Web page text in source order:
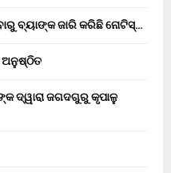
ବ୍ୟାଙ୍କ ଜାରି କରିଛି ନୋଟିସ୍…
ଅନୁଷ୍ଠିତ
ଦ୍ୱାରା ଜଗଦଗୁରୁ କୃପାଳୁ